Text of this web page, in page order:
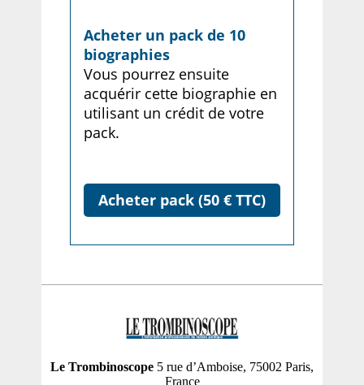
Acheter un pack de 10
biographies
Vous pourrez ensuite
acquérir cette biographie en
utilisant un crédit de votre
pack.
Acheter pack (50 € TTC)
Le Trombinoscope 5 rue d’Amboise, 75002 Paris,
France